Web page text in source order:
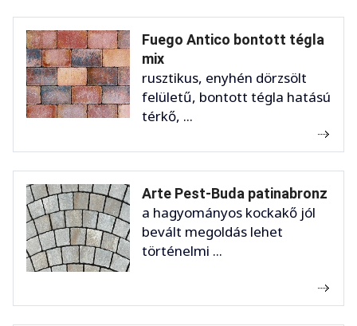
Fuego Antico bontott tégla
mix
rusztikus, enyhén dörzsölt
felületű, bontott tégla hatású
térkő, ...
Arte Pest-Buda patinabronz
a hagyományos kockakő jól
bevált megoldás lehet
történelmi ...